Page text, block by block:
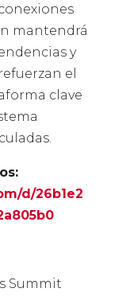
mantendrá
y
el
clave
d/26b1e2
Summit